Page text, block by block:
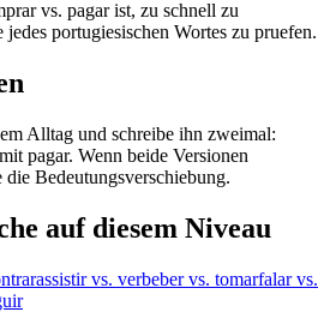
vs. pagar ist, zu schnell zu
jedes portugiesischen Wortes zu pruefen.
Alltag und schreibe ihn zweimal:
pagar. Wenn beide Versionen
Bedeutungsverschiebung.
auf diesem Niveau
assistir vs. verbeber vs. tomarfalar vs.